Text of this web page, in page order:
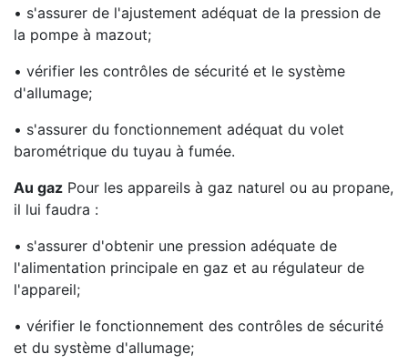
• s'assurer de l'ajustement adéquat de la pression de
la pompe à mazout;
• vérifier les contrôles de sécurité et le système
d'allumage;
• s'assurer du fonctionnement adéquat du volet
barométrique du tuyau à fumée.
Au gaz Pour les appareils à gaz naturel ou au propane,
il lui faudra :
• s'assurer d'obtenir une pression adéquate de
l'alimentation principale en gaz et au régulateur de
l'appareil;
• vérifier le fonctionnement des contrôles de sécurité
et du système d'allumage;